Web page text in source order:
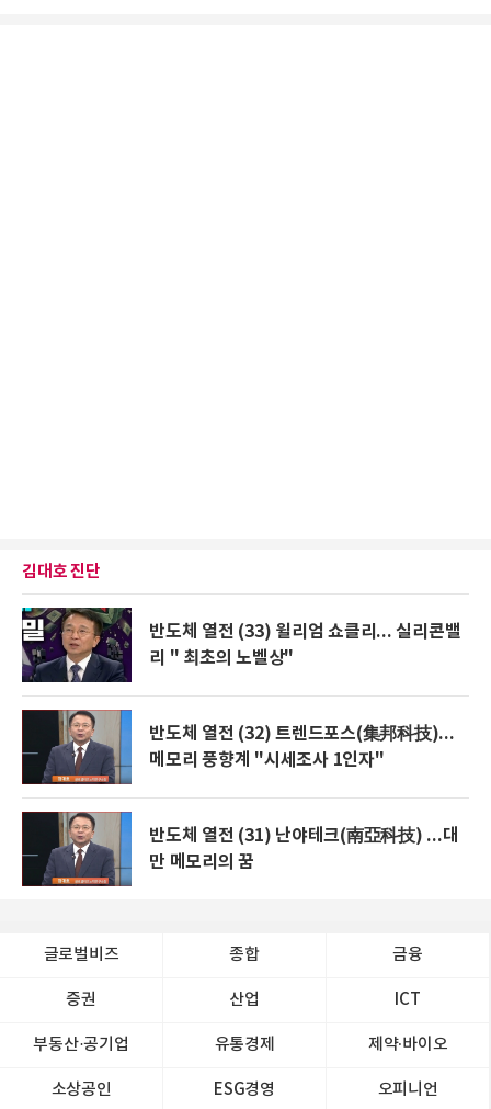
김대호 진단
반도체 열전 (33) 윌리엄 쇼클리... 실리콘밸
리 " 최초의 노벨상"
반도체 열전 (32) 트렌드포스(集邦科技)...
메모리 풍향계 "시세조사 1인자"
반도체 열전 (31) 난야테크(南亞科技) ...대
만 메모리의 꿈
글로벌비즈 종합 금융
증권 산업 ICT
부동산·공기업 유통경제 제약∙바이오
소상공인 ESG경영 오피니언